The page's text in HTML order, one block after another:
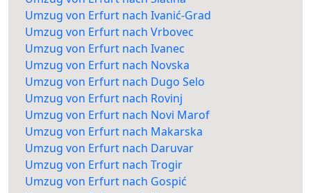
Umzug von Erfurt nach Ivanić-Grad
Umzug von Erfurt nach Vrbovec
Umzug von Erfurt nach Ivanec
Umzug von Erfurt nach Novska
Umzug von Erfurt nach Dugo Selo
Umzug von Erfurt nach Rovinj
Umzug von Erfurt nach Novi Marof
Umzug von Erfurt nach Makarska
Umzug von Erfurt nach Daruvar
Umzug von Erfurt nach Trogir
Umzug von Erfurt nach Gospić